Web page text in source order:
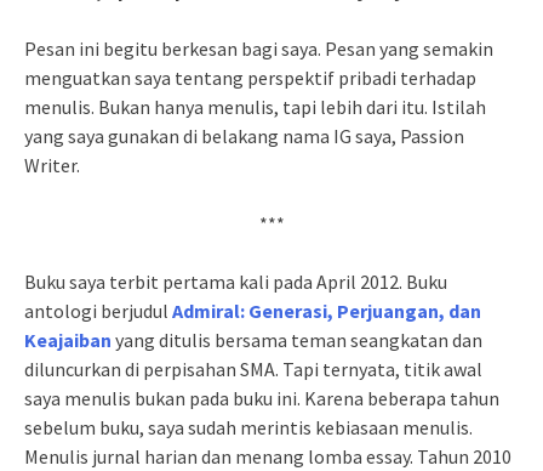
Pesan ini begitu berkesan bagi saya. Pesan yang semakin
menguatkan saya tentang perspektif pribadi terhadap
menulis. Bukan hanya menulis, tapi lebih dari itu. Istilah
yang saya gunakan di belakang nama IG saya, Passion
Writer.
***
Buku saya terbit pertama kali pada April 2012. Buku
antologi berjudul Admiral: Generasi, Perjuangan, dan
Keajaiban yang ditulis bersama teman seangkatan dan
diluncurkan di perpisahan SMA. Tapi ternyata, titik awal
saya menulis bukan pada buku ini. Karena beberapa tahun
sebelum buku, saya sudah merintis kebiasaan menulis.
Menulis jurnal harian dan menang lomba essay. Tahun 2010